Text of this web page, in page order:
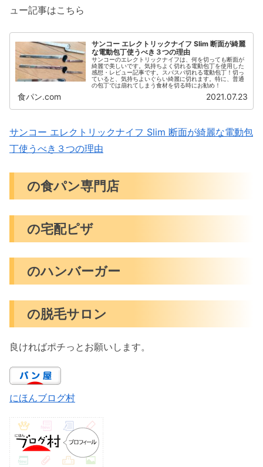
ュー記事はこちら
サンコー エレクトリックナイフ Slim 断面が綺麗
な電動包丁使うべき３つの理由
サンコーのエレクトリックナイフは、何を切っても断面が
綺麗で美しいです。気持ちよく切れる電動包丁を使用した
感想・レビュー記事です。スパスパ切れる電動包丁！切っ
ていると、気持ちよいぐらい綺麗に切れます。特に、普通
の包丁では崩れてしまう食材を切る時にお勧め！
食パン.com 2021.07.23
サンコー エレクトリックナイフ Slim 断面が綺麗な電動包
丁使うべき３つの理由
の食パン専門店
の宅配ピザ
のハンバーガー
の脱毛サロン
良ければポチっとお願いします。
にほんブログ村